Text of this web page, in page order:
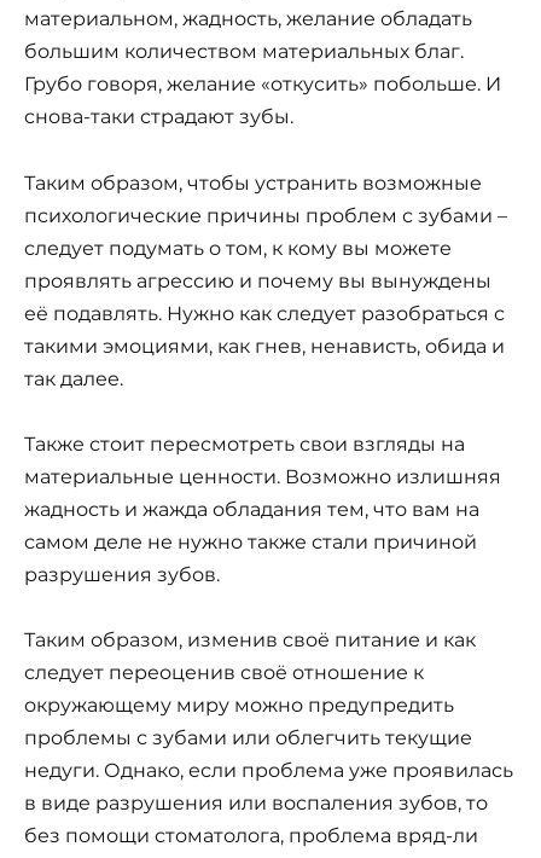
материальном, жадность, желание обладать
большим количеством материальных благ.
Грубо говоря, желание «откусить» побольше. И
снова-таки страдают зубы.
Таким образом, чтобы устранить возможные
психологические причины проблем с зубами –
следует подумать о том, к кому вы можете
проявлять агрессию и почему вы вынуждены
её подавлять. Нужно как следует разобраться с
такими эмоциями, как гнев, ненависть, обида и
так далее.
Также стоит пересмотреть свои взгляды на
материальные ценности. Возможно излишняя
жадность и жажда обладания тем, что вам на
самом деле не нужно также стали причиной
разрушения зубов.
Таким образом, изменив своё питание и как
следует переоценив своё отношение к
окружающему миру можно предупредить
проблемы с зубами или облегчить текущие
недуги. Однако, если проблема уже проявилась
в виде разрушения или воспаления зубов, то
без помощи стоматолога, проблема вряд-ли